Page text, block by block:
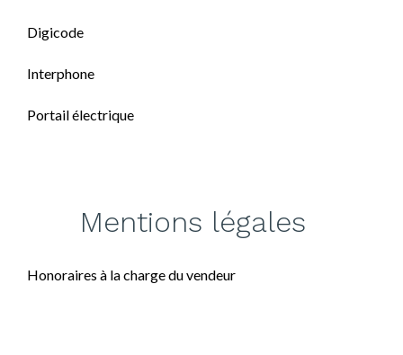
Digicode
Interphone
Portail électrique
Mentions légales
Honoraires à la charge du vendeur